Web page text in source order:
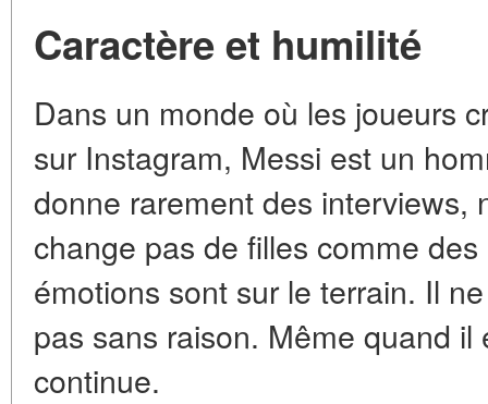
Caractère et humilité
Dans un monde où les joueurs
sur Instagram, Messi est un
donne rarement des interviews,
change pas de filles comme
émotions sont sur le terrain. Il
pas sans raison. Même quand
continue.